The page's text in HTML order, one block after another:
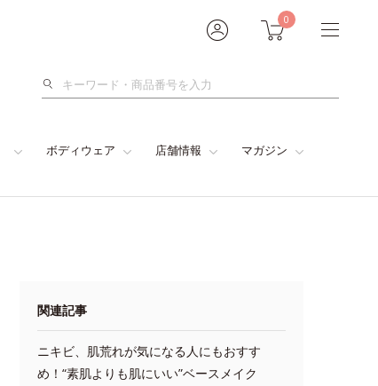
0
検
ボディウェア 店舗情報 マガジン
関連記事
ニキビ、肌荒れが気になる人にもおすす
め！“素肌よりも肌にいい”ベースメイク